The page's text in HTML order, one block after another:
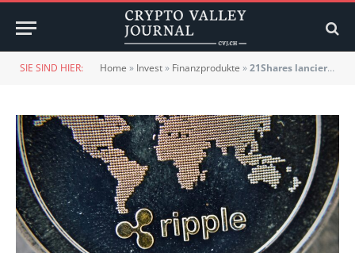
SIE SIND HIER: Home » Invest» Finanzprodukte »21Shares lanciert XRP-ETF TOXR in den USA